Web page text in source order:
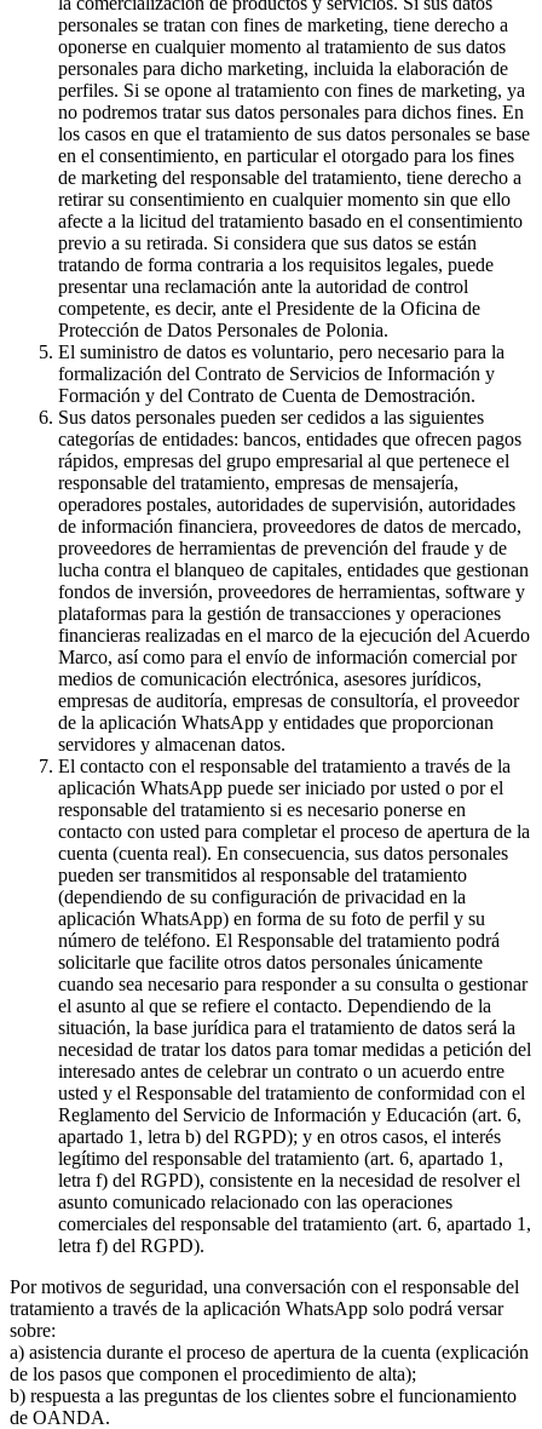
personales se tratan con fines de marketing, tiene derecho a
oponerse en cualquier momento al tratamiento de sus datos
personales para dicho marketing, incluida la elaboración de
perfiles. Si se opone al tratamiento con fines de marketing, ya
no podremos tratar sus datos personales para dichos fines. En
los casos en que el tratamiento de sus datos personales se base
en el consentimiento, en particular el otorgado para los fines
de marketing del responsable del tratamiento, tiene derecho a
retirar su consentimiento en cualquier momento sin que ello
afecte a la licitud del tratamiento basado en el consentimiento
previo a su retirada. Si considera que sus datos se están
tratando de forma contraria a los requisitos legales, puede
presentar una reclamación ante la autoridad de control
competente, es decir, ante el Presidente de la Oficina de
Protección de Datos Personales de Polonia.
El suministro de datos es voluntario, pero necesario para la
formalización del Contrato de Servicios de Información y
Formación y del Contrato de Cuenta de Demostración.
Sus datos personales pueden ser cedidos a las siguientes
categorías de entidades: bancos, entidades que ofrecen pagos
rápidos, empresas del grupo empresarial al que pertenece el
responsable del tratamiento, empresas de mensajería,
operadores postales, autoridades de supervisión, autoridades
de información financiera, proveedores de datos de mercado,
proveedores de herramientas de prevención del fraude y de
lucha contra el blanqueo de capitales, entidades que gestionan
fondos de inversión, proveedores de herramientas, software y
plataformas para la gestión de transacciones y operaciones
financieras realizadas en el marco de la ejecución del Acuerdo
Marco, así como para el envío de información comercial por
medios de comunicación electrónica, asesores jurídicos,
empresas de auditoría, empresas de consultoría, el proveedor
de la aplicación WhatsApp y entidades que proporcionan
servidores y almacenan datos.
El contacto con el responsable del tratamiento a través de la
aplicación WhatsApp puede ser iniciado por usted o por el
responsable del tratamiento si es necesario ponerse en
contacto con usted para completar el proceso de apertura de la
cuenta (cuenta real). En consecuencia, sus datos personales
pueden ser transmitidos al responsable del tratamiento
(dependiendo de su configuración de privacidad en la
aplicación WhatsApp) en forma de su foto de perfil y su
número de teléfono. El Responsable del tratamiento podrá
solicitarle que facilite otros datos personales únicamente
cuando sea necesario para responder a su consulta o gestionar
el asunto al que se refiere el contacto. Dependiendo de la
situación, la base jurídica para el tratamiento de datos será la
necesidad de tratar los datos para tomar medidas a petición del
interesado antes de celebrar un contrato o un acuerdo entre
usted y el Responsable del tratamiento de conformidad con el
Reglamento del Servicio de Información y Educación (art. 6,
apartado 1, letra b) del RGPD); y en otros casos, el interés
legítimo del responsable del tratamiento (art. 6, apartado 1,
letra f) del RGPD), consistente en la necesidad de resolver el
asunto comunicado relacionado con las operaciones
comerciales del responsable del tratamiento (art. 6, apartado 1,
letra f) del RGPD).
Por motivos de seguridad, una conversación con el responsable del
tratamiento a través de la aplicación WhatsApp solo podrá versar
sobre:
a) asistencia durante el proceso de apertura de la cuenta (explicación
de los pasos que componen el procedimiento de alta);
b) respuesta a las preguntas de los clientes sobre el funcionamiento
de OANDA.